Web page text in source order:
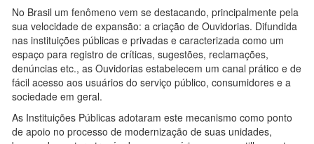
No Brasil um fenômeno vem se destacando, principalmente pela
sua velocidade de expansão: a criação de Ouvidorias. Difundida
nas instituições públicas e privadas e caracterizada como um
espaço para registro de críticas, sugestões, reclamações,
denúncias etc., as Ouvidorias estabelecem um canal prático e de
fácil acesso aos usuários do serviço público, consumidores e a
sociedade em geral.
As Instituições Públicas adotaram este mecanismo como ponto
de apoio no processo de modernização de suas unidades,